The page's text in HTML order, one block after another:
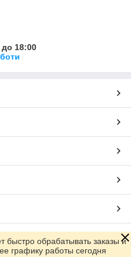
до 18:00
Prom.ua
быстро обрабатывать заказы и
графику работы сегодня